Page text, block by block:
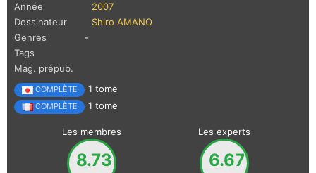
Année
2007
Dessinateur
Shiro AMANO
Genres
-
Tags
Mag. prépub.
COMPLÈTE 1 tome
COMPLÈTE 1 tome
Les membres
8.73
Les experts
6.67